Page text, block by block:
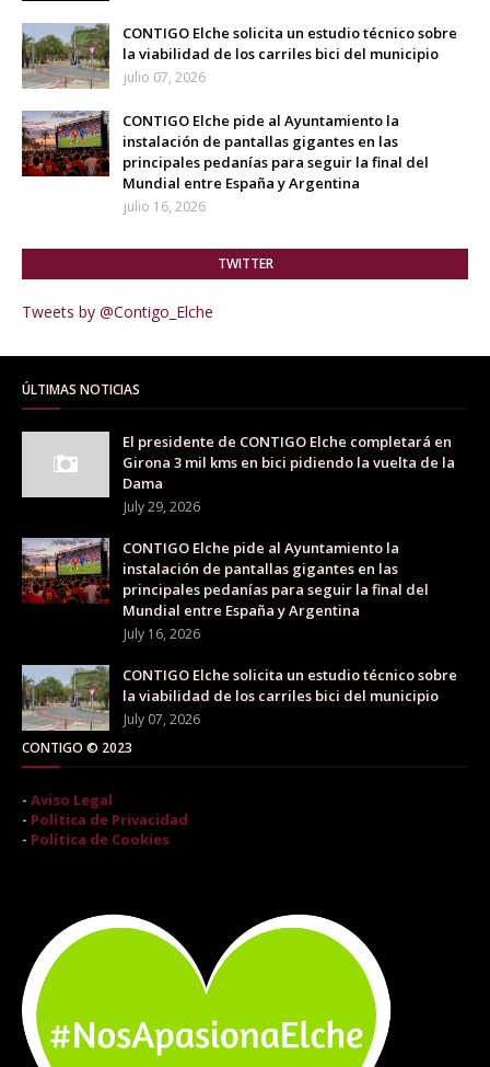
CONTIGO Elche solicita un estudio técnico sobre
la viabilidad de los carriles bici del municipio
julio 07, 2026
CONTIGO Elche pide al Ayuntamiento la
instalación de pantallas gigantes en las
principales pedanías para seguir la final del
Mundial entre España y Argentina
julio 16, 2026
TWITTER
Tweets by @Contigo_Elche
ÚLTIMAS NOTICIAS
El presidente de CONTIGO Elche completará en
Girona 3 mil kms en bici pidiendo la vuelta de la
Dama
July 29, 2026
CONTIGO Elche pide al Ayuntamiento la
instalación de pantallas gigantes en las
principales pedanías para seguir la final del
Mundial entre España y Argentina
July 16, 2026
CONTIGO Elche solicita un estudio técnico sobre
la viabilidad de los carriles bici del municipio
July 07, 2026
CONTIGO © 2023
- Aviso Legal
- Política de Privacidad
- Política de Cookies